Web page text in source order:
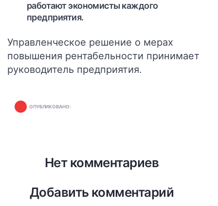
работают экономисты каждого
предприятия.
Управленческое решение о мерах
повышения рентабельности принимает
руководитель предприятия.
ОПУБЛИКОВАНО:
Нет комментариев
Добавить комментарий